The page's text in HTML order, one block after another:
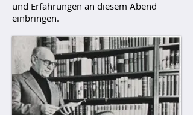
und Erfahrungen an diesem Abend
einbringen.